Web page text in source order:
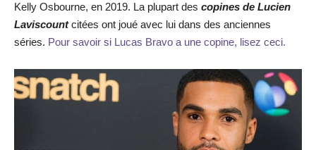
Kelly Osbourne, en 2019. La plupart des copines de Lucien
Laviscountcitées ont joué avec lui dans des anciennes
séries. Pour savoir si Lucas Bravo a une copine, lisez ceci.